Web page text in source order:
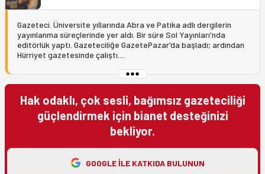
Gazeteci. Üniversite yıllarında Abra ve Patika adlı dergilerin
yayınlanma süreçlerinde yer aldı. Bir süre Sol Yayınları'nda
editörlük yaptı. Gazeteciliğe GazetePazar'da başladı; ardından
Hürriyet gazetesinde çalıştı....
Hak odaklı, çok sesli, bağımsız gazeteciliği
güçlendirmek için bianet desteğinizi
bekliyor.
GOOGLE ILE KATKIDA BULUNUN